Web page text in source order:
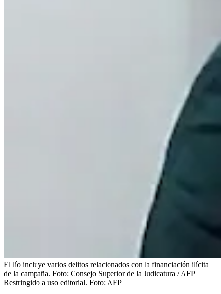
El lío incluye varios delitos relacionados con la financiación ilícita
de la campaña. Foto: Consejo Superior de la Judicatura / AFP
Restringido a uso editorial. Foto: AFP